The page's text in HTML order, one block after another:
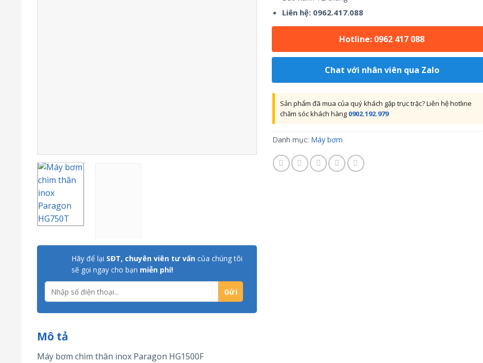
Hãy để lại SĐT, chuyên viên tư vấn của chúng tôi
sẽ gọi ngay cho bạn miễn phí!
Liên hệ: 0962.417.088
Hotline: 0962 417 088
Chat với nhân viên qua Zalo
Sản phẩm đã mua của quý khách gặp trục trặc? Liên hệ hotline
chăm sóc khách hàng 0902.192.979
Danh mục: Máy bơm
Mô tả
Máy bơm chìm thân inox Paragon HG1500F